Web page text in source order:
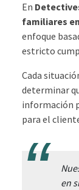
En
familiares
enfoque
estricto
Cada
determinar
información
para el
en